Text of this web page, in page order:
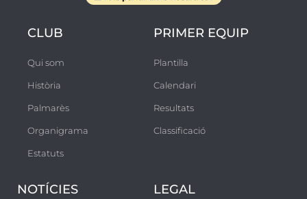
CLUB
Qui som
Història
Palmarès
Organigrama
Estatuts
PRIMER EQUIP
Plantilla
Calendari
Resultats
Classificació
NOTÍCIES LEGAL